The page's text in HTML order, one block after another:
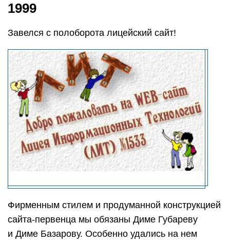
1999
Завелся с полоборота лицейский сайт!
Фирменным стилем и продуманной конструкцией
сайта-первенца мы обязаны Диме Губареву
и Диме Базарову. Особенно удались на нем